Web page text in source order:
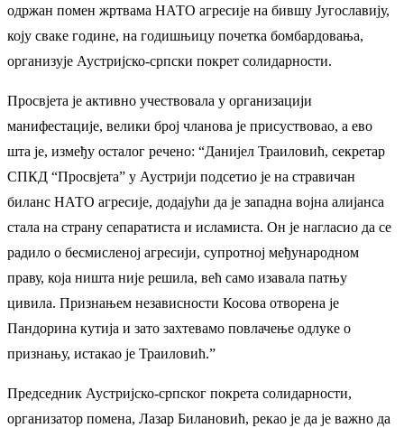
одржан помен жртвама НАТО агресије на бившу Југославију,
коју сваке године, на годишњицу почетка бомбардовања,
организује Аустријско-српски покрет солидарности.
Просвјета је активно учествовала у организацији
манифестације, велики број чланова је присуствовао, а ево
шта је, између осталог речено: “Данијел Траиловић, секретар
СПКД “Просвјета” у Аустрији подсетио је на стравичан
биланс НАТО агресије, додајући да је западна војна алијанса
стала на страну сепаратиста и исламиста. Он је нагласио да се
радило о бесмисленој агресији, супротној међународном
праву, која ништа није решила, већ само изавала патњу
цивила. Признањем независности Косова отворена је
Пандорина кутија и зато захтевамо повлачење одлуке о
признању, истакао је Траиловић.”
Председник Аустријско-српског покрета солидарности,
организатор помена, Лазар Билановић, рекао је да је важно да